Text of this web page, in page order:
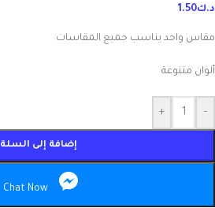
د.ك1.50
مقاس واحد يناسب جميع المقاسات
ألوان متنوعة
-
+
إضافة إلى السلة
Chat Now